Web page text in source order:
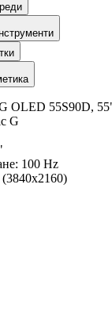
OLED 55S90D,
G
100 Hz